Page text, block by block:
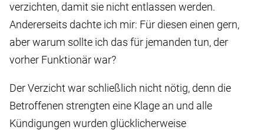
verzichten, damit sie nicht entlassen werden.
Andererseits dachte ich mir: Für diesen einen gern,
aber warum sollte ich das für jemanden tun, der
vorher Funktionär war?
Der Verzicht war schließlich nicht nötig, denn die
Betroffenen strengten eine Klage an und alle
Kündigungen wurden glücklicherweise